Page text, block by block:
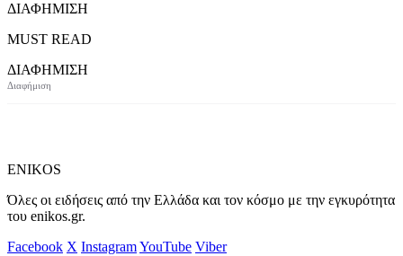
ΔΙΑΦΗΜΙΣΗ
MUST READ
ΔΙΑΦΗΜΙΣΗ
ENIKOS
Όλες οι ειδήσεις από την Ελλάδα και τον κόσμο με την εγκυρότητα
του enikos.gr.
Facebook X InstagramYouTube Viber